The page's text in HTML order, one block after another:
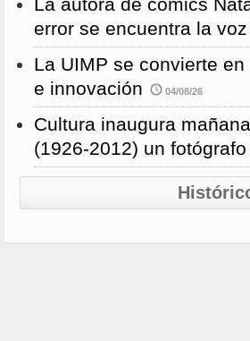
La autora de cómics
error se encuentra la
La UIMP se convierte
e innovación
04/08/26
Cultura inaugura
(1926-2012) un